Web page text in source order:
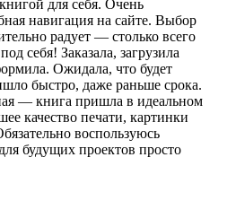
для себя. Очень
навигация на сайте. Выбор
радует — столько всего
себя! Заказала, загрузила
Ожидала, что будет
быстро, даже раньше срока.
— книга пришла в идеальном
качество печати, картинки
воспользуюсь
будущих проектов просто